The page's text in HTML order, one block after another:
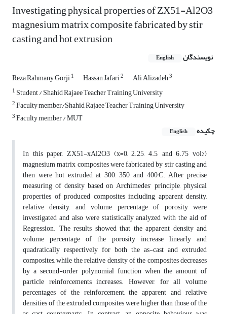
Investigating physical properties of ZX51-Al2O3
magnesium matrix composite fabricated by stir
casting and hot extrusion
نویسندگان English
Reza Rahmany Gorji1 Hassan Jafari2 Ali Alizadeh3
1 Student / Shahid Rajaee Teacher Training University
2Faculty member/Shahid Rajaee Teacher Training University
3Faculty member / MUT
چکیده
English
In this paper, ZX51-xAl2O3 (x=0, 2.25, 4.5, and 6.75 vol%)
magnesium matrix composites were fabricated by stir casting and
then were hot extruded at 300, 350, and 400°C. After precise
measuring of density based on Archimedes’ principle, physical
properties of produced composites including apparent density,
relative density, and volume percentage of porosity were
investigated and also were statistically analyzed with the aid of
Regression. The results showed that the apparent density and
volume percentage of the porosity increase linearly and
quadratically respectively for both the as-cast and extruded
composites, while the relative density of the composites decreases
by a second-order polynomial function when the amount of
particle reinforcements increases. However, for all volume
percentages of the reinforcement, the apparent and relative
densities of the extruded composites were higher than those of the